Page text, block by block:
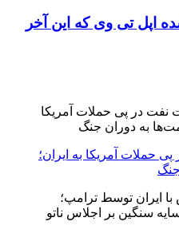
اپل تی وی که این آخر
حملات آمریکا به ایران؛